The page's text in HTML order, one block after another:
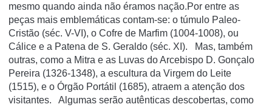
mesmo quando ainda não éramos nação.Por entre as
peças mais emblemáticas contam-se: o túmulo Paleo-
Cristão (séc. V-VI), o Cofre de Marfim (1004-1008), ou
Cálice e a Patena de S. Geraldo (séc. XI). Mas, também
outras, como a Mitra e as Luvas do Arcebispo D. Gonçalo
Pereira (1326-1348), a escultura da Virgem do Leite
(1515), e o Órgão Portátil (1685), atraem a atenção dos
visitantes. Algumas serão autênticas descobertas, como